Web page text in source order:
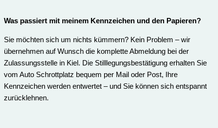
Was passiert mit meinem Kennzeichen und den Papieren?
Sie möchten sich um nichts kümmern? Kein Problem – wir
übernehmen auf Wunsch die komplette Abmeldung bei der
Zulassungsstelle in Kiel. Die Stilllegungsbestätigung erhalten Sie
vom Auto Schrottplatz bequem per Mail oder Post, Ihre
Kennzeichen werden entwertet – und Sie können sich entspannt
zurücklehnen.